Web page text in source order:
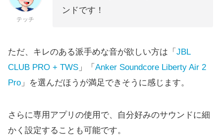
テッチ
ンドです！
ただ、キレのある派手めな音が欲しい方は「 JBL
CLUB PRO + TWS 」「 Anker Soundcore Liberty Air 2
Pro 」を選んだほうが満足できそうに感じます。
さらに専用アプリの使用で、自分好みのサウンドに細
かく設定することも可能です。